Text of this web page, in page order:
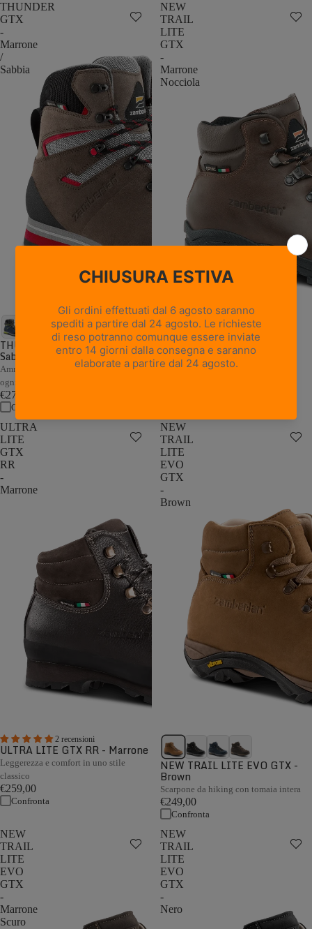
THUNDER
GTX
-
Marrone
/
Sabbia
THUNDER GTX - Marrone /
Sabbia
Ammortizzazione e stabilità adattive a
ogni passo
€279,00
Confronta
NEW
TRAIL
LITE
GTX
-
Marrone
Nocciola
18 recensioni
NEW TRAIL LITE GTX -
Marrone Nocciola
Pelle pieno fiore con trattamento
Hydrobloc®
ULTRA
LITE
GTX
RR
-
Marrone
2 recensioni
ULTRA LITE GTX RR - Marrone
Leggerezza e comfort in uno stile
classico
€259,00
Confronta
NEW
TRAIL
LITE
EVO
GTX
-
Brown
NEW TRAIL LITE EVO GTX -
Brown
Scarpone da hiking con tomaia intera
€249,00
Confronta
NEW
TRAIL
LITE
EVO
GTX
-
Marrone
Scuro
NEW
TRAIL
LITE
EVO
GTX
-
Nero